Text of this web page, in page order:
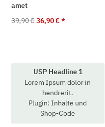
amet
39,90 € 36,90 €*
USP Headline 1
Lorem Ipsum dolor in
hendrerit.
Plugin: Inhalte und
Shop-Code